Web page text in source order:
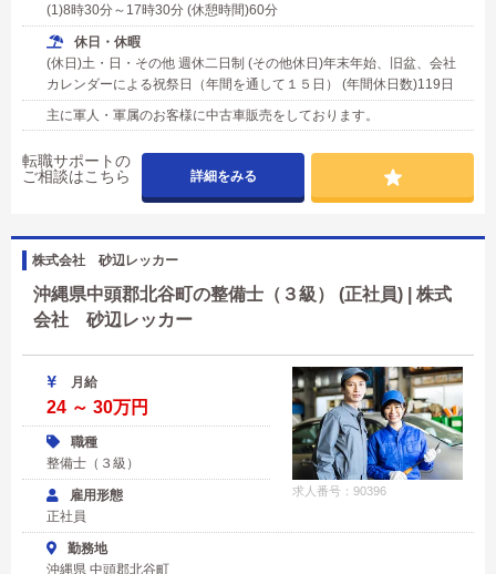
(1)8時30分～17時30分 (休憩時間)60分
休日・休暇
(休日)土・日・その他 週休二日制 (その他休日)年末年始、旧盆、会社
カレンダーによる祝祭日（年間を通して１５日） (年間休日数)119日
主に軍人・軍属のお客様に中古車販売をしております。
転職サポートの
ご相談はこちら
詳細をみる
株式会社 砂辺レッカー
沖縄県中頭郡北谷町の整備士（３級） (正社員) | 株式
会社 砂辺レッカー
求人番号：90396
月給
24 ～ 30万円
職種
整備士（３級）
雇用形態
正社員
勤務地
沖縄県 中頭郡北谷町